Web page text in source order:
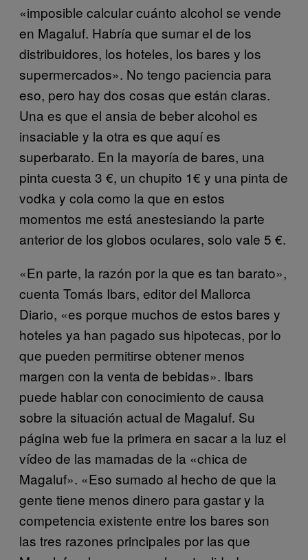
«imposible calcular cuánto alcohol se vende
en Magaluf. Habría que sumar el de los
distribuidores, los hoteles, los bares y los
supermercados». No tengo paciencia para
eso, pero hay dos cosas que están claras.
Una es que el ansia de beber alcohol es
insaciable y la otra es que aquí es
superbarato. En la mayoría de bares, una
pinta cuesta 3 €, un chupito 1€ y una pinta de
vodka y cola como la que en estos
momentos me está anestesiando la parte
anterior de los globos oculares, solo vale 5 €.
«En parte, la razón por la que es tan barato»,
cuenta Tomás Ibars, editor del Mallorca
Diario, «es porque muchos de estos bares y
hoteles ya han pagado sus hipotecas, por lo
que pueden permitirse obtener menos
margen con la venta de bebidas». Ibars
puede hablar con conocimiento de causa
sobre la situación actual de Magaluf. Su
página web fue la primera en sacar a la luz el
vídeo de las mamadas de la «chica de
Magaluf». «Eso sumado al hecho de que la
gente tiene menos dinero para gastar y la
competencia existente entre los bares son
las tres razones principales por las que